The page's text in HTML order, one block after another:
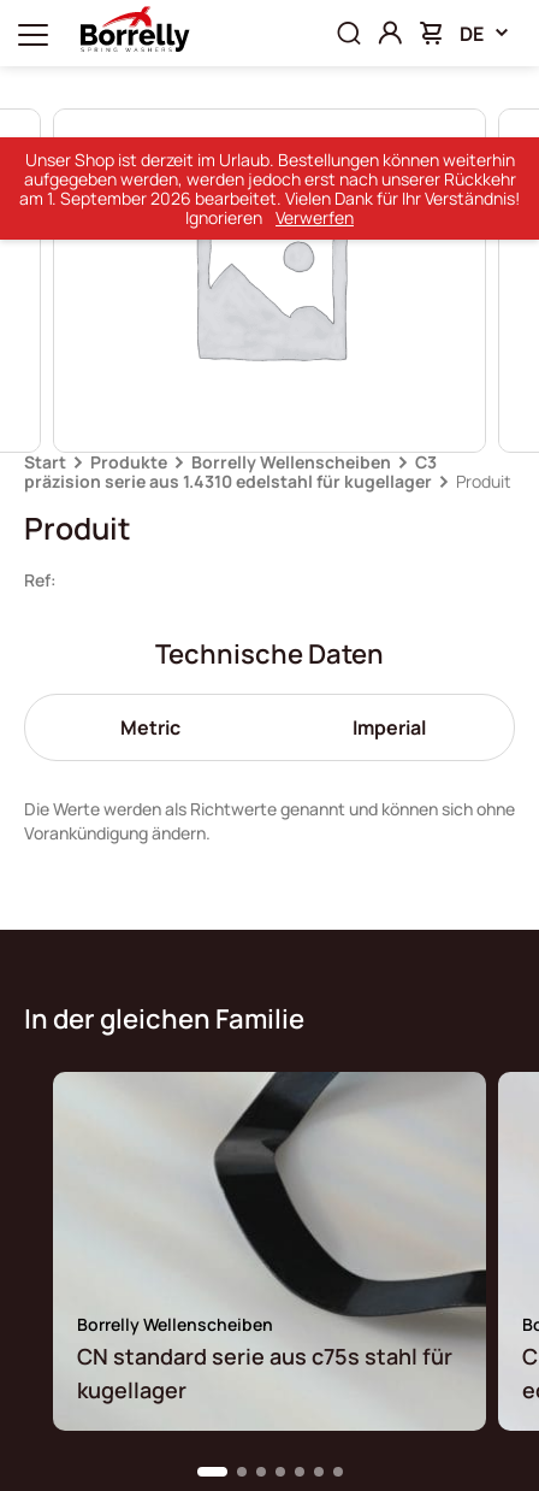
DE
Start Produkte Borrelly Wellenscheiben
C3
präzision serie aus 1.4310 edelstahl für kugellager
Produit
Produit
Ref:
Technische Daten
Metric Imperial
Die Werte werden als Richtwerte genannt und können sich ohne
Vorankündigung ändern.
In der gleichen Familie
Borrelly Wellenscheiben
CN standard serie aus c75s stahl für
kugellager
Unser Shop ist derzeit im Urlaub. Bestellungen können weiterhin
aufgegeben werden, werden jedoch erst nach unserer Rückkehr
am 1. September 2026 bearbeitet. Vielen Dank für Ihr Verständnis!
Ignorieren Verwerfen